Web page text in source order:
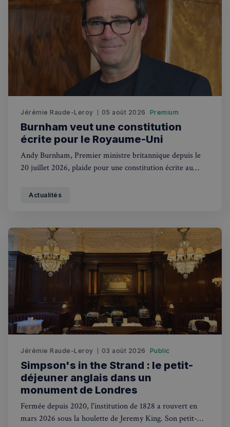
Jérémie Raude-Leroy 05 août 2026 Premium
Burnham veut une constitution
écrite pour le Royaume-Uni
Andy Burnham, Premier ministre britannique depuis le
20 juillet 2026, plaide pour une constitution écrite au
tradition.
Actualités
Jérémie Raude-Leroy 03 août 2026 Public
Simpson's in the Strand : le petit-
déjeuner anglais dans un
monument de Londres
Fermée depuis 2020, l'institution de 1828 a rouvert en
mars 2026 sous la houlette de Jeremy King. Son petit-